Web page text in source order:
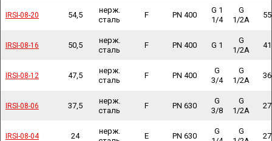
IRSI-08-20 54,5
нерж.
сталь
F PN 400
G 1
1/4
G
1/2A
55
IRSI-08-16 50,5
нерж.
сталь
F PN 400 G 1
G
1/2A
41
IRSI-08-12 47,5
нерж.
сталь
F PN 400
G
3/4
G
1/2A
36
IRSI-08-06 37,5
нерж.
сталь
F PN 630
G
3/8
G
1/2A
27
IRSI-08-04 24
нерж.
E PN 630
G
G
27
IRSI-08-20
IRSI-08-16
IRSI-08-12
IRSI-08-06
IRSI-08-04